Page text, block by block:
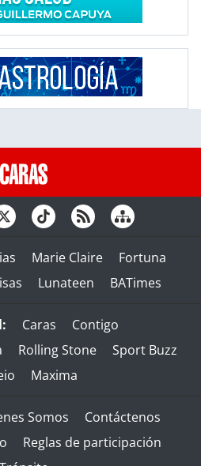
Marie Claire
Fortuna
Lunateen BATimes
Caras
Contigo
Rolling Stone
Sport Buzz
Maxima
Somos
Contáctenos
Reglas de participación